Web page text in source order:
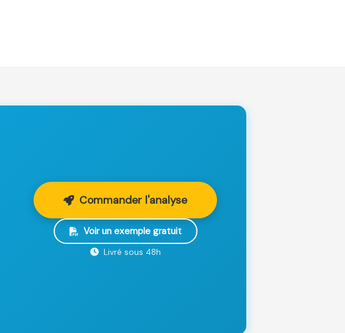
Commander l'analyse
Voir un exemple gratuit
Livré sous 48h